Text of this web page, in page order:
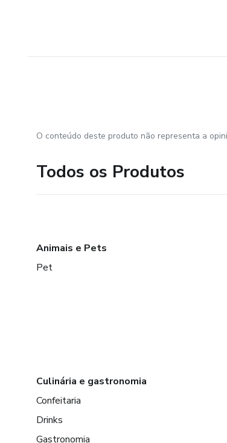
O conteúdo deste produto não representa a
Todos os Produtos
Animais e Pets
Pet
Culinária e gastronomia
Confeitaria
Drinks
Gastronomia